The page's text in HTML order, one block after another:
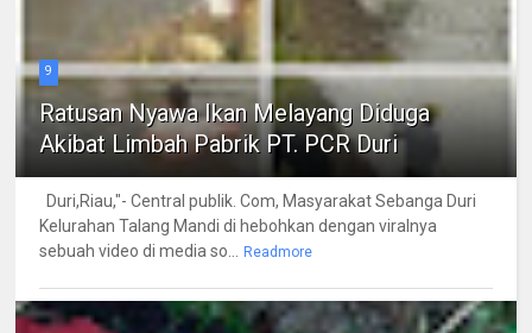
9
Ratusan Nyawa Ikan Melayang Diduga
Akibat Limbah Pabrik PT. PCR Duri
Duri,Riau,"- Central publik. Com, Masyarakat Sebanga Duri
Kelurahan Talang Mandi di hebohkan dengan viralnya
sebuah video di media so...
Readmore